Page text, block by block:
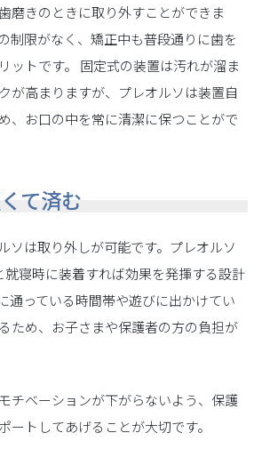
磨きのときに取り外すことができま
制限がなく、矯正中も普段通りに歯を
ットです。 固定式の装置は汚れが溜ま
が高まりますが、プレオルソは装置自
、お口の中を常に清潔に保つことがで
て済む
ソは取り外しが可能です。プレオルソ
就寝時に装着すれば効果を発揮する設計
通っている時間帯や遊びに出かけてい
ため、お子さまや保護者の方の負担が
チベーションが下がらないよう、保護
ートしてあげることが大切です。